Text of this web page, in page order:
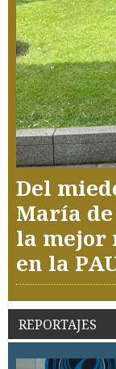
Del
María de
la mejor
en la
REPORTAJES